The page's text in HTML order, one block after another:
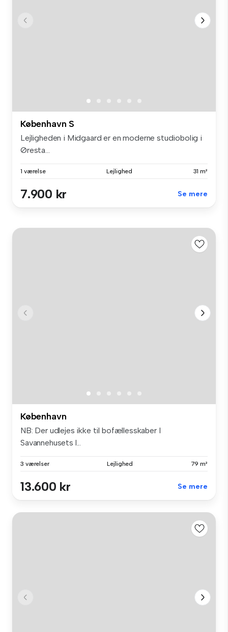
København S
Lejligheden i Midgaard er en moderne studiobolig i
Øresta...
1 værelse Lejlighed 31 m²
7.900 kr Se mere
København
NB: Der udlejes ikke til bofællesskaber I
Savannehusets l...
3 værelser Lejlighed 79 m²
13.600 kr Se mere